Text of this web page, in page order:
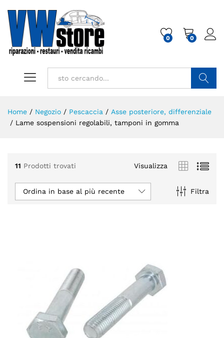
0 0
Home / Negozio / Pescaccia / Asse posteriore, differenziale
/ Lame sospensioni regolabili, tamponi in gomma
11 Prodotti trovati Visualizza
Filtra
Ordina in base al più recente